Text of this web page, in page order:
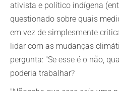
ativista e político indígena
questionado sobre quais
em vez de simplesmente
lidar com as mudanças
pergunta: "Se esse é o não,
poderia trabalhar?